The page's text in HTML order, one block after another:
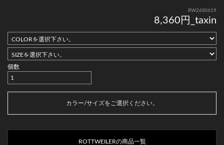
RW26S0619
8,360円_taxin
個数
カートに入れる
カラー/サイズをご選択ください。
ROTTWEILERの商品一覧